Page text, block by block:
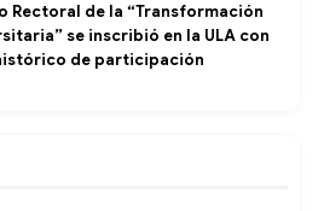
Rectoral de la “Transformación
se inscribió en la ULA con
de participación